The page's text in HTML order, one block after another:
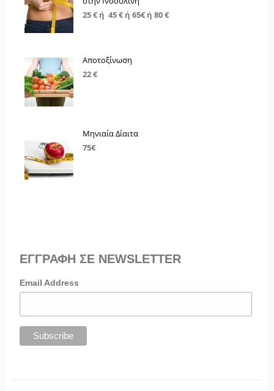
25 € ή 45 € ή 65€ ή 80 €
Αποτοξίνωση
22 €
Μηνιαία Δίαιτα
75€
ΕΓΓΡΑΦΗ ΣΕ NEWSLETTER
Email Address